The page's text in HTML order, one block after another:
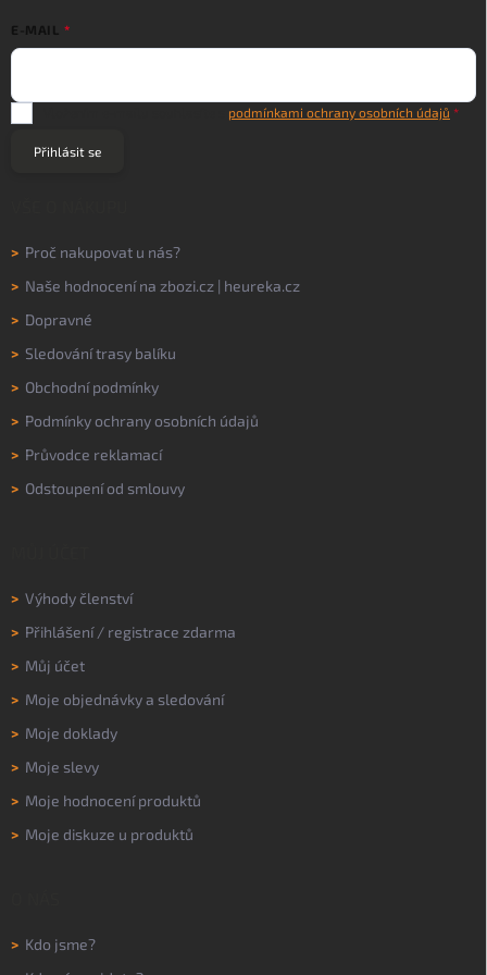
E-MAIL
podmínkami ochrany osobních údajů
Přihlásit se
> Proč nakupovat u nás?
> Naše hodnocení na zbozi.cz | heureka.cz
> Dopravné
> Sledování trasy balíku
> Obchodní podmínky
> Podmínky ochrany osobních údajů
> Průvodce reklamací
> Odstoupení od smlouvy
> Výhody členství
> Přihlášení/ registrace zdarma
> Můj účet
> Moje objednávky a sledování
> Moje doklady
> Moje slevy
> Moje hodnocení produktů
> Moje diskuze u produktů
> Kdo jsme?